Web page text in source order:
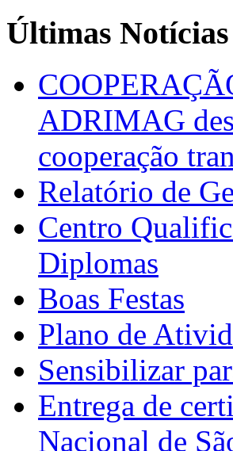
Últimas Notícias
ADRIMAG
cooperação
Relatório de
Centro
Diplomas
Boas Festas
Plano de
Sensibilizar
Entrega de
Nacional de